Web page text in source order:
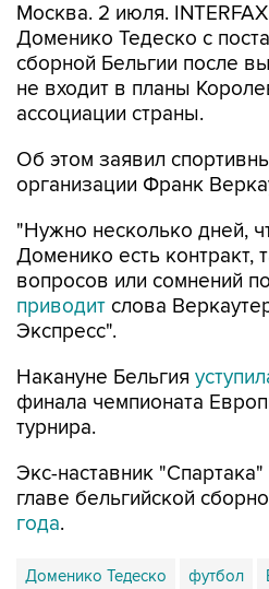
Москва. 2 июля.
Доменико Тедеско с
сборной Бельгии после
не входит в планы
ассоциации страны.
Об этом заявил
организации Франк
"Нужно несколько дней,
Доменико есть контракт,
вопросов или сомнений
приводит слова
Экспресс".
Накануне Бельгия
финала чемпионата
турнира.
Экс-наставник
главе бельгийской
года.
Доменико Тедеско футбол